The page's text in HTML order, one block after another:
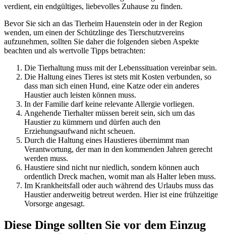
verdient, ein endgültiges, liebevolles Zuhause zu finden.
Bevor Sie sich an das Tierheim Hauenstein oder in der Region
wenden, um einen der Schützlinge des Tierschutzvereins
aufzunehmen, sollten Sie daher die folgenden sieben Aspekte
beachten und als wertvolle Tipps betrachten:
Die Tierhaltung muss mit der Lebenssituation vereinbar sein.
Die Haltung eines Tieres ist stets mit Kosten verbunden, so
dass man sich einen Hund, eine Katze oder ein anderes
Haustier auch leisten können muss.
In der Familie darf keine relevante Allergie vorliegen.
Angehende Tierhalter müssen bereit sein, sich um das
Haustier zu kümmern und dürfen auch den
Erziehungsaufwand nicht scheuen.
Durch die Haltung eines Haustieres übernimmt man
Verantwortung, der man in den kommenden Jahren gerecht
werden muss.
Haustiere sind nicht nur niedlich, sondern können auch
ordentlich Dreck machen, womit man als Halter leben muss.
Im Krankheitsfall oder auch während des Urlaubs muss das
Haustier anderweitig betreut werden. Hier ist eine frühzeitige
Vorsorge angesagt.
Diese Dinge sollten Sie vor dem Einzug